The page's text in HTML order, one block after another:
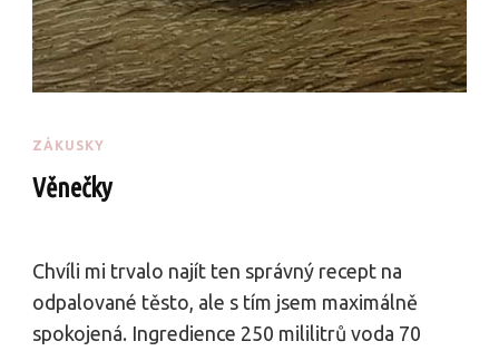
ZÁKUSKY
Věnečky
Chvíli mi trvalo najít ten správný recept na
odpalované těsto, ale s tím jsem maximálně
spokojená. Ingredience 250 mililitrů voda 70